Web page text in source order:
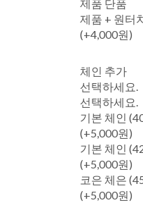
제품 단품
제품 + 원터
(+4,000원)
체인 추가
선택하세요.
선택하세요.
기본 체인
(+5,000원)
기본 체인
(+5,000원)
코은 체은
(+5,000원)